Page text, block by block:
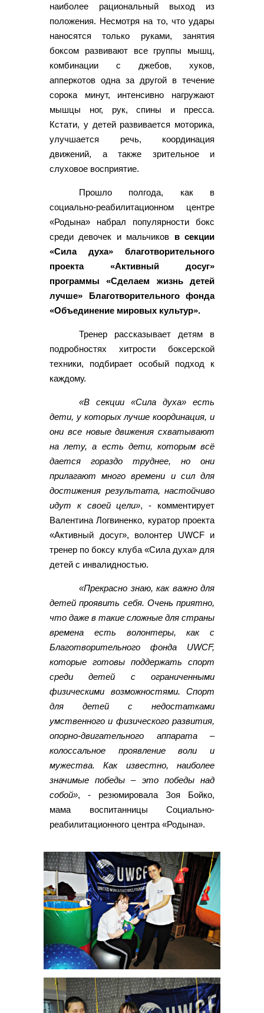
наиболее рациональный выход из
положения. Несмотря на то, что удары
наносятся только руками, занятия
боксом развивают все группы мышц,
комбинации с джебов, хуков,
апперкотов одна за другой в течение
сорока минут, интенсивно нагружают
мышцы ног, рук, спины и пресса.
Кстати, у детей развивается моторика,
улучшается речь, координация
движений, а также зрительное и
слуховое восприятие.
Прошло полгода, как в
социально-реабилитационном центре
«Родына» набрал популярности бокс
среди девочек и мальчиков в секции
«Сила духа» благотворительного
проекта «Активный досуг»
программы «Сделаем жизнь детей
лучше» Благотворительного фонда
«Объединение мировых культур».
Тренер рассказывает детям в
подробностях хитрости боксерской
техники, подбирает особый подход к
каждому.
«В секции «Сила духа» есть
дети, у которых лучше координация, и
они все новые движения схватывают
на лету, а есть дети, которым всё
дается гораздо труднее, но они
прилагают много времени и сил для
достижения результата, настойчиво
идут к своей цели», - комментирует
Валентина Логвиненко, куратор проекта
«Активный досуг», волонтер UWCF и
тренер по боксу клуба «Сила духа» для
детей с инвалидностью.
«Прекрасно знаю, как важно для
детей проявить себя. Очень приятно,
что даже в такие сложные для страны
времена есть волонтеры, как с
Благотворительного фонда UWCF,
которые готовы поддержать спорт
среди детей с ограниченными
физическими возможностями. Спорт
для детей с недостатками
умственного и физического развития,
опорно-двигательного аппарата –
колоссальное проявление воли и
мужества. Как известно, наиболее
значимые победы – это победы над
собой», - резюмировала Зоя Бойко,
мама воспитанницы Социально-
реабилитационного центра «Родына».